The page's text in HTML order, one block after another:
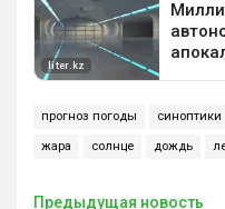
прогноз погоды синоптики
жара солнце дождь
Предыдущая новость